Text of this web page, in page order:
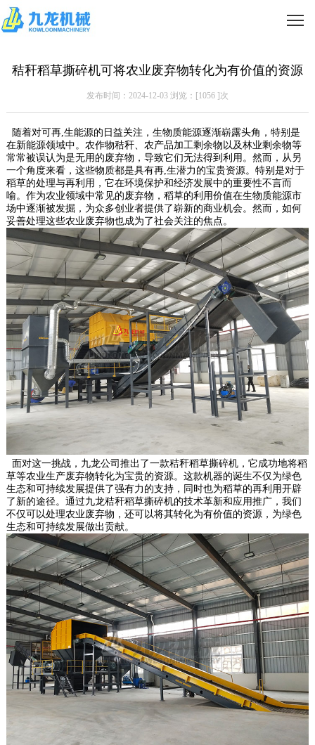
秸秆稻草撕碎机可将农业废弃物转化为有价值的资源
发布时间：2024-12-03 浏览：[1056 ]次
随着对可再,生能源的日益关注，生物质能源逐渐崭露头角，特别是
在新能源领域中。农作物秸秆、农产品加工剩余物以及林业剩余物等
常常被误认为是无用的废弃物，导致它们无法得到利用。然而，从另
一个角度来看，这些物质都是具有再,生潜力的宝贵资源。特别是对于
稻草的处理与再利用，它在环境保护和经济发展中的重要性不言而
喻。作为农业领域中常见的废弃物，稻草的利用价值在生物质能源市
场中逐渐被发掘，为众多创业者提供了崭新的商业机会。然而，如何
妥善处理这些农业废弃物也成为了社会关注的焦点。
面对这一挑战，九龙公司推出了一款秸秆稻草撕碎机，它成功地将稻
草等农业生产废弃物转化为宝贵的资源。这款机器的诞生不仅为绿色
生态和可持续发展提供了强有力的支持，同时也为稻草的再利用开辟
了新的途径。通过九龙秸秆稻草撕碎机的技术革新和应用推广，我们
不仅可以处理农业废弃物，还可以将其转化为有价值的资源，为绿色
生态和可持续发展做出贡献。